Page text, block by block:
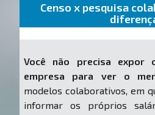
Censo x pesquisa
Você não precisa expor
empresa para ver o
modelos colaborativos, em
informar os próprios